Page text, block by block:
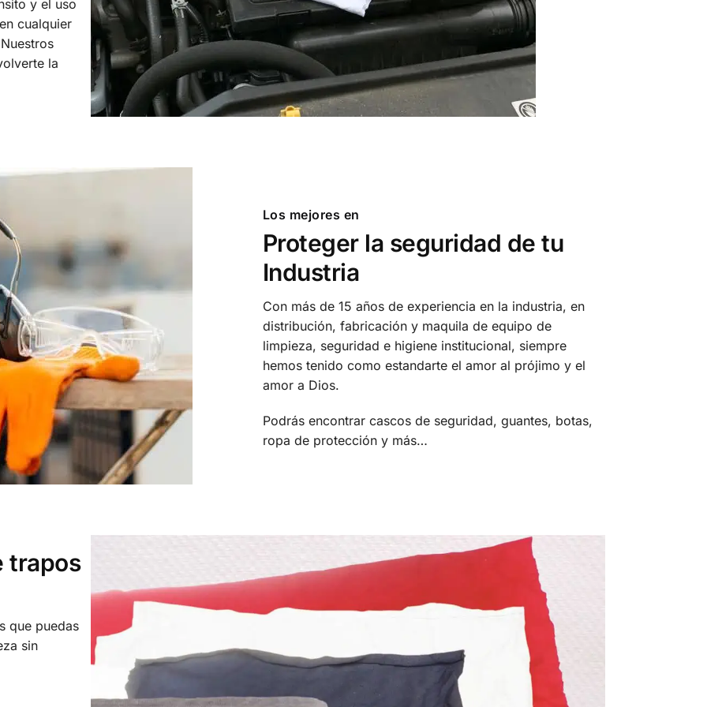
y el uso
cualquier
la
Los mejores en
Proteger la seguridad de tu
Industria
Con más de 15 años de experiencia en la industria, en
distribución, fabricación y maquila de equipo de
limpieza, seguridad e higiene institucional, siempre
hemos tenido como estandarte el amor al prójimo y el
amor a Dios.
Podrás encontrar cascos de seguridad, guantes, botas,
ropa de protección y más…
trapos
que puedas
sin